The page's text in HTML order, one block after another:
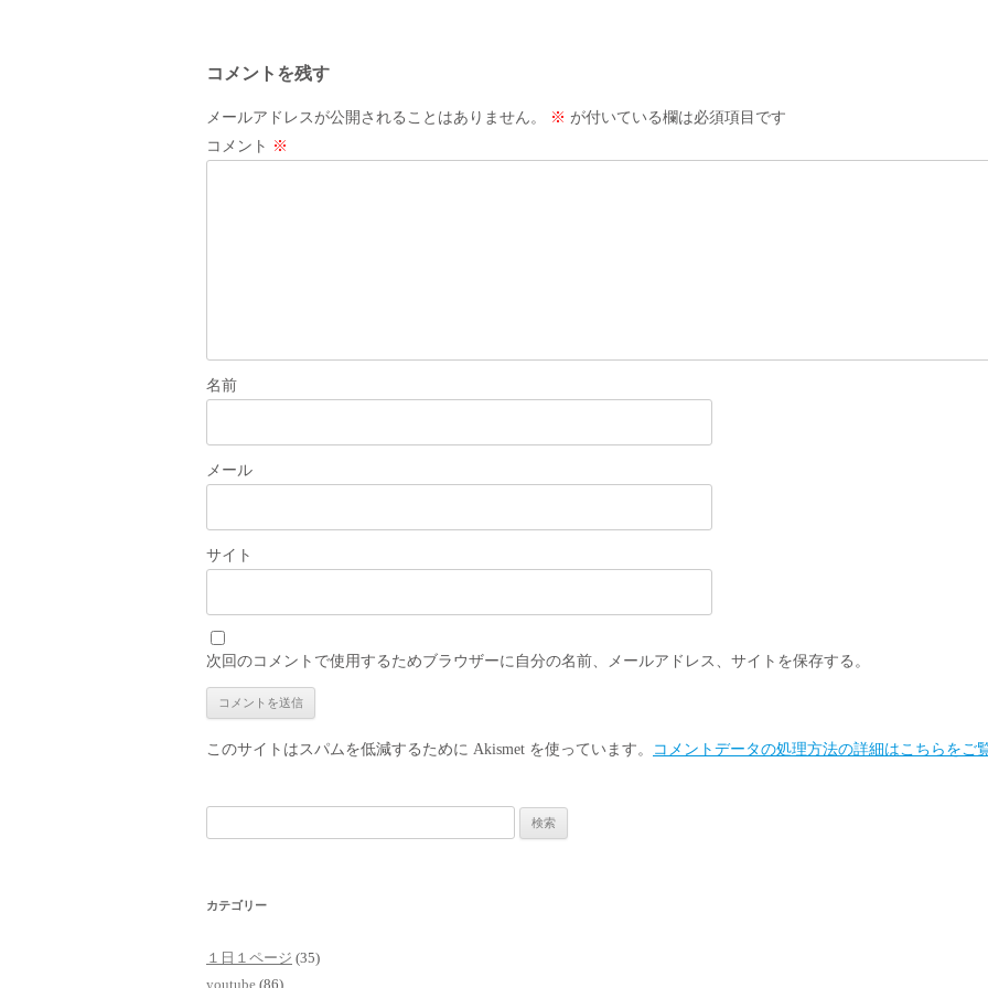
ビ
ゲ
ー
コメントを残す
メールアドレスが公開されることはありません。 ※ が付いている欄は必須項目です
コメント ※
名前
メール
サイト
次回のコメントで使用するためブラウザーに自分の名前、メールアドレス、サイトを保存する。
このサイトはスパムを低減するために Akismet を使っています。 コメントデータの処理方法の詳細はこちらをご
索:
カテゴリー
１日１ページ (35)
youtube (86)